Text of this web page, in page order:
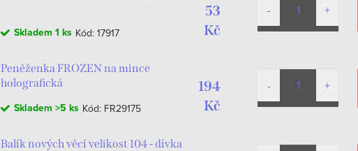
Skladem 1 ks Kód: 17917
53
Kč
Peněženka FROZEN na mince
holografická
Skladem >5 ks Kód: FR29175
194
Kč
Balík nových věcí velikost 104 - dívka